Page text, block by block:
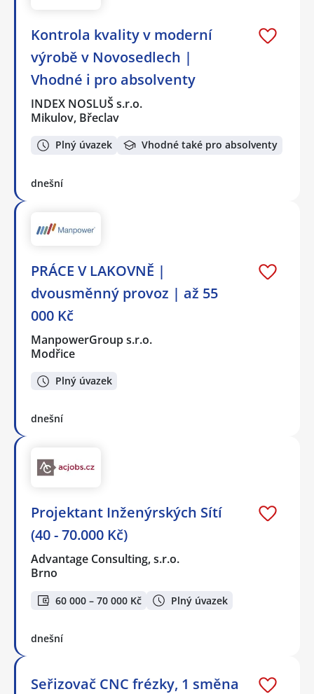
Kontrola kvality v moderní
výrobě v Novosedlech |
Vhodné i pro absolventy
INDEX NOSLUŠ s.r.o.
Mikulov, Břeclav
Plný úvazek Vhodné také pro absolventy
dnešní
PRÁCE V LAKOVNĚ |
dvousměnný provoz | až 55
000 Kč
ManpowerGroup s.r.o.
Modřice
Plný úvazek
dnešní
Projektant Inženýrských Sítí
(40 - 70.000 Kč)
Advantage Consulting, s.r.o.
Brno
60 000 – 70 000 Kč Plný úvazek
dnešní
Seřizovač CNC frézky, 1 směna